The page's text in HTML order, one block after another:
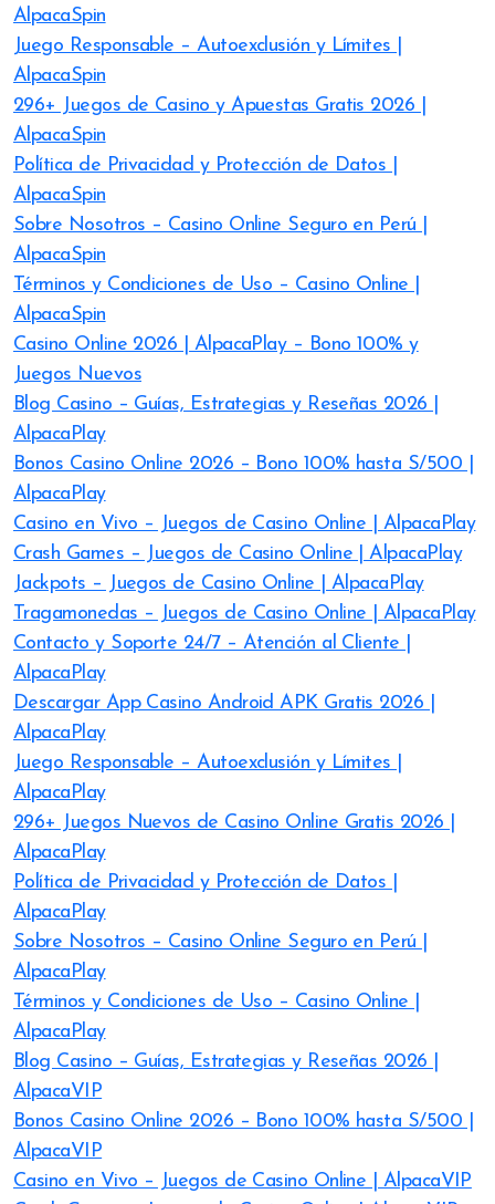
AlpacaSpin
Juego Responsable – Autoexclusión y Límites |
AlpacaSpin
296+ Juegos de Casino y Apuestas Gratis 2026 |
AlpacaSpin
Política de Privacidad y Protección de Datos |
AlpacaSpin
Sobre Nosotros – Casino Online Seguro en Perú |
AlpacaSpin
Términos y Condiciones de Uso – Casino Online |
AlpacaSpin
Casino Online 2026 | AlpacaPlay – Bono 100% y
Juegos Nuevos
Blog Casino – Guías, Estrategias y Reseñas 2026 |
AlpacaPlay
Bonos Casino Online 2026 – Bono 100% hasta S/500 |
AlpacaPlay
Casino en Vivo – Juegos de Casino Online | AlpacaPlay
Crash Games – Juegos de Casino Online | AlpacaPlay
Jackpots – Juegos de Casino Online | AlpacaPlay
Tragamonedas – Juegos de Casino Online | AlpacaPlay
Contacto y Soporte 24/7 – Atención al Cliente |
AlpacaPlay
Descargar App Casino Android APK Gratis 2026 |
AlpacaPlay
Juego Responsable – Autoexclusión y Límites |
AlpacaPlay
296+ Juegos Nuevos de Casino Online Gratis 2026 |
AlpacaPlay
Política de Privacidad y Protección de Datos |
AlpacaPlay
Sobre Nosotros – Casino Online Seguro en Perú |
AlpacaPlay
Términos y Condiciones de Uso – Casino Online |
AlpacaPlay
Blog Casino – Guías, Estrategias y Reseñas 2026 |
AlpacaVIP
Bonos Casino Online 2026 – Bono 100% hasta S/500 |
AlpacaVIP
Casino en Vivo – Juegos de Casino Online | AlpacaVIP